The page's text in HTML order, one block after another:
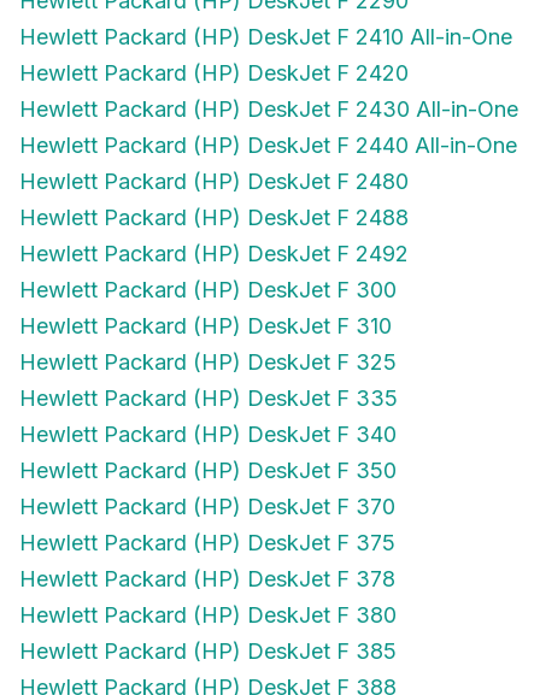
Hewlett Packard (HP) DeskJet F 2410 All-in-One
Hewlett Packard (HP) DeskJet F 2420
Hewlett Packard (HP) DeskJet F 2430 All-in-One
Hewlett Packard (HP) DeskJet F 2440 All-in-One
Hewlett Packard (HP) DeskJet F 2480
Hewlett Packard (HP) DeskJet F 2488
Hewlett Packard (HP) DeskJet F 2492
Hewlett Packard (HP) DeskJet F 300
Hewlett Packard (HP) DeskJet F 310
Hewlett Packard (HP) DeskJet F 325
Hewlett Packard (HP) DeskJet F 335
Hewlett Packard (HP) DeskJet F 340
Hewlett Packard (HP) DeskJet F 350
Hewlett Packard (HP) DeskJet F 370
Hewlett Packard (HP) DeskJet F 375
Hewlett Packard (HP) DeskJet F 378
Hewlett Packard (HP) DeskJet F 380
Hewlett Packard (HP) DeskJet F 385
Hewlett Packard (HP) DeskJet F 388